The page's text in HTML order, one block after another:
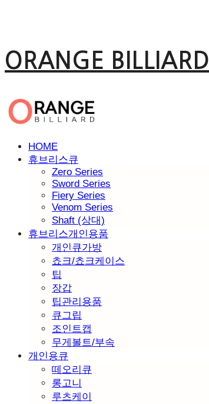
ORANGE BILLIARD
HOME
휴브리스큐
Zero Series
Sword Series
Fiery Series
Venom Series
Shaft (상대)
휴브리스개인용품
개인큐가방
쵸크/쵸크케이스
팁
장갑
팁관리용품
큐그립
조인트캡
무게볼트/부속
개인용큐
떼오리큐
롱고니
루츠케이